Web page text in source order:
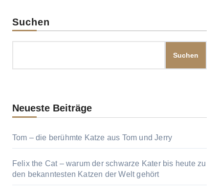
Suchen
Suchen
Neueste Beiträge
Tom – die berühmte Katze aus Tom und Jerry
Felix the Cat – warum der schwarze Kater bis heute zu
den bekanntesten Katzen der Welt gehört